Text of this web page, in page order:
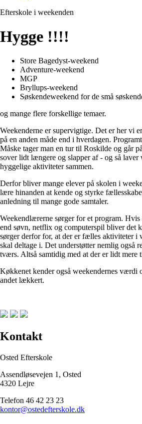
Efterskole i weekenden
Hygge !!!!
Store Bagedyst-weekend
Adventure-weekend
MGP
Bryllups-weekend
Søskendeweekend for de små
og mange flere forskellige temaer.
Weekenderne er supervigtige. Det er her vi
på en anden måde end i hverdagen.
Måske tager man en tur til Roskilde og går
sover lidt længere og slapper af - og så laver
hyggelige aktiviteter sammen.
Derfor bliver mange elever på skolen i
lære hinanden at kende og styrke
anledning til mange gode samtaler.
Weekendlærerne sørger for et program.
end søvn, netflix og computerspil bliver det
sørger derfor for, at der er fælles aktiviteter i
skal deltage i. Det understøtter nemlig også
tværs. Altså samtidig med at der er lidt mere
Køkkenet kender også weekendernes værdi
andet lækkert.
Kontakt
Osted Efterskole
Assendløsevejen 1, Osted
4320 Lejre
Telefon 46 42 23 23
kontor@ostedefterskole.dk